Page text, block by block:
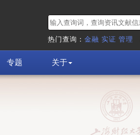
热门查询： 金融 实证 管理
专题 关于